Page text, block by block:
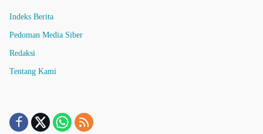
Indeks Berita
Pedoman Media Siber
Redaksi
Tentang Kami